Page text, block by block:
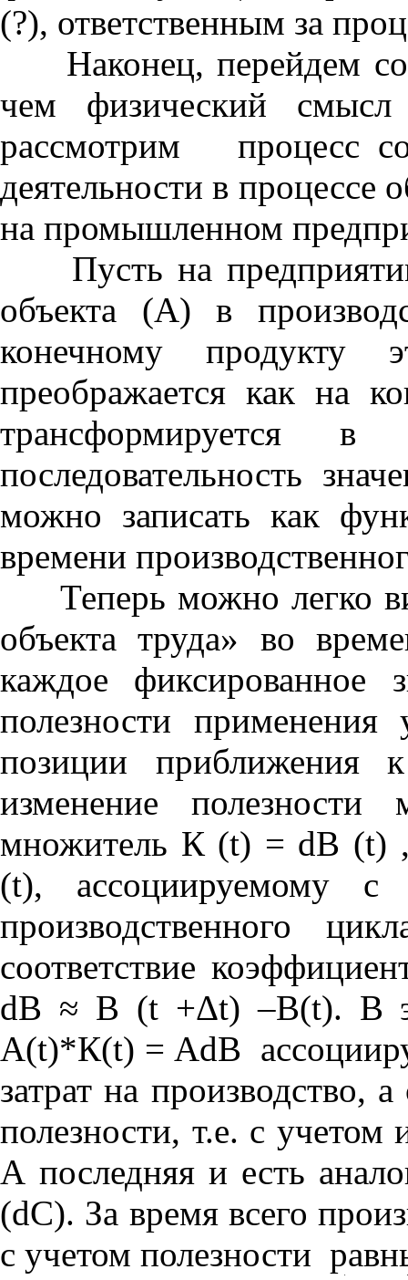
(?), ответственным за
Наконец, перейдем
чем физический
рассмотрим процесс
деятельности в
на промышленном
Пусть на
объекта (А) в
конечному продукту
преображается как на
трансформируется
последовательность
можно записать как
времени
Теперь можно легко
объекта труда» во
каждое фиксированное
полезности применения
позиции приближения
изменение полезности
множитель К (t) = dВ (t)
(t), ассоциируемому с
производственного
соответствие
dВ ≈ В (t +Δt) –B(t). В
А(t)*К(t) = АdB
затрат на производство,
полезности, т.е. с
А последняя и есть
(dC). За время всего
c учетом полезности